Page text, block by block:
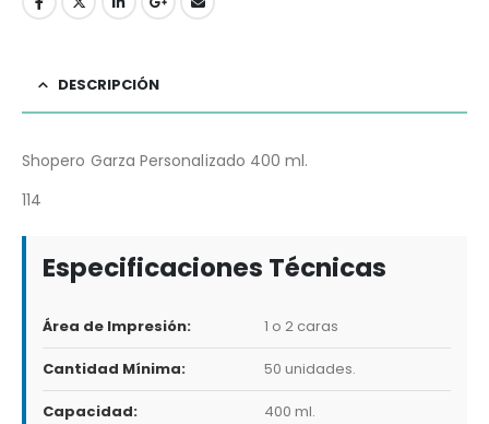
DESCRIPCIÓN
Shopero Garza Personalizado 400 ml.
114
Especificaciones Técnicas
Área de Impresión: 1 o 2 caras
Cantidad Mínima: 50 unidades.
Capacidad: 400 ml.